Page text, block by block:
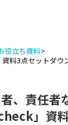
役立ち資料>
資料3点セットダウ
、責任者
」資